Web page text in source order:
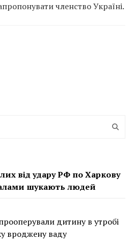
членство Україні.
від удару РФ по Харкову
шукають людей
дитину в утробі
вроджену ваду